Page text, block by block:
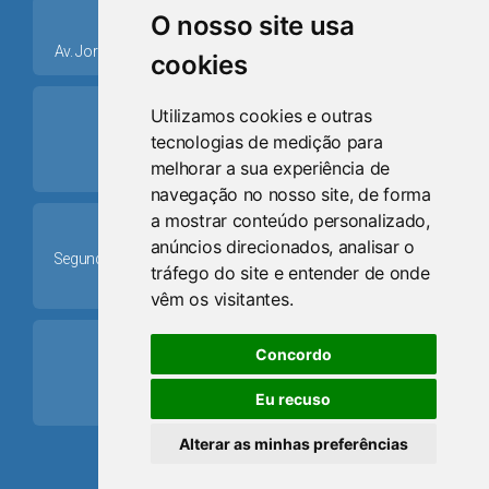
O nosso site usa
cookies
Utilizamos cookies e outras
tecnologias de medição para
melhorar a sua experiência de
navegação no nosso site, de forma
a mostrar conteúdo personalizado,
anúncios direcionados, analisar o
tráfego do site e entender de onde
vêm os visitantes.
Concordo
Eu recuso
Alterar as minhas preferências
place
Av. Jorge Dariva, 1211, Centro CEP: 95520.000 - Osório/RS
ring_volume
Telefone
(51) 9 8024-0884
Schedule
Segunda-feira a Sexta-feira: 08h às 12h e das 13h30min às
17h30min
mail
Email
camaraosorio@gmail.com